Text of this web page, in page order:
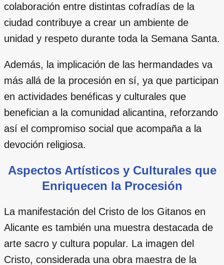
colaboración entre distintas cofradías de la
ciudad contribuye a crear un ambiente de
unidad y respeto durante toda la Semana Santa.
Además, la implicación de las hermandades va
más allá de la procesión en sí, ya que participan
en actividades benéficas y culturales que
benefician a la comunidad alicantina, reforzando
así el compromiso social que acompaña a la
devoción religiosa.
Aspectos Artísticos y Culturales que
Enriquecen la Procesión
La manifestación del Cristo de los Gitanos en
Alicante es también una muestra destacada de
arte sacro y cultura popular. La imagen del
Cristo, considerada una obra maestra de la